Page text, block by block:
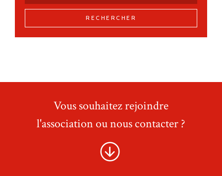
RECHERCHER
Vous souhaitez rejoindre
l'association ou nous contacter ?